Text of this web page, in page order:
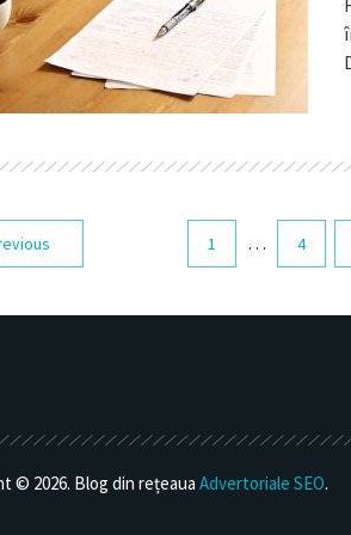
1 … 4
© 2026. Blog din rețeaua Advertoriale SEO.